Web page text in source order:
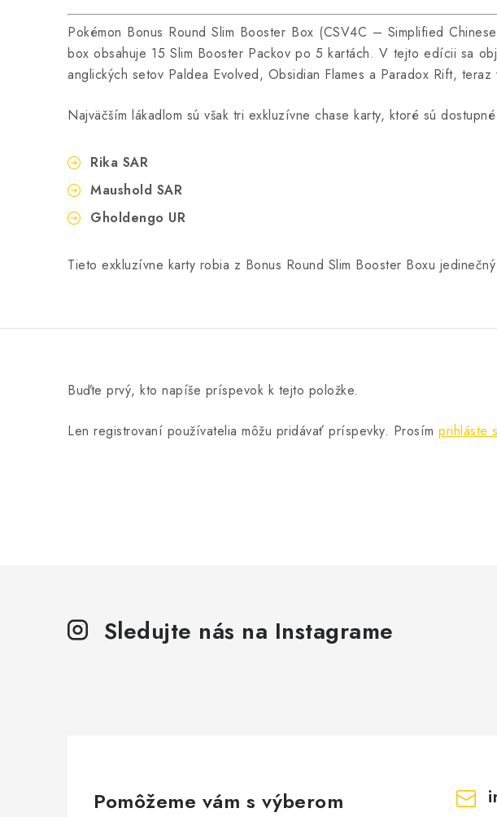
Pokémon Bonus Round Slim Booster Box (CSV4C – Simplified
box obsahuje 15 Slim Booster Packov po 5 kartách. V tejto edícii sa
anglických setov Paldea Evolved, Obsidian Flames a Paradox Rift,
Najväčším lákadlom sú však tri exkluzívne chase karty, ktoré sú
Rika SAR
Maushold SAR
Gholdengo UR
Tieto exkluzívne karty robia z Bonus Round Slim Booster Boxu
Buďte prvý, kto napíše príspevok k tejto položke.
Len registrovaní používatelia môžu pridávať príspevky. Prosím prihláste
Sledujte nás na Instagrame
Pomôžeme vám s výberom